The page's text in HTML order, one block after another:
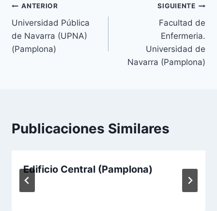
Navegación
de
entradas
ANTERIOR
Universidad Pública
de Navarra (UPNA)
(Pamplona)
SIGUIENTE
Facultad de
Enfermeria.
Universidad de
Navarra (Pamplona)
Publicaciones Similares
Edificio Central (Pamplona)